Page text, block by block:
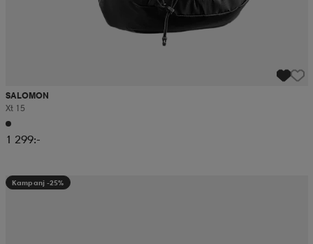
SALOMON
Xt 15
1 299:-
Kampanj -25%